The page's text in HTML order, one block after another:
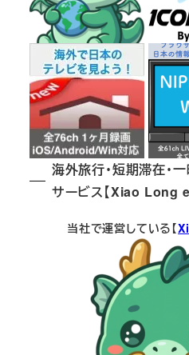
海外旅行・短期滞在・
サービス【Xiao Long
当社で運営している【